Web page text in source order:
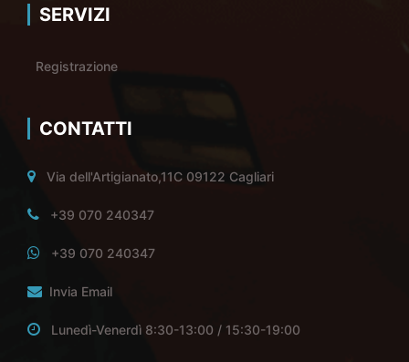
SERVIZI
Registrazione
CONTATTI
Via dell'Artigianato,11C 09122 Cagliari
+39 070 240347
+39 070 240347
Invia Email
Lunedì-Venerdì 8:30-13:00 / 15:30-19:00